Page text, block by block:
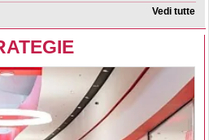
Vedi tutte